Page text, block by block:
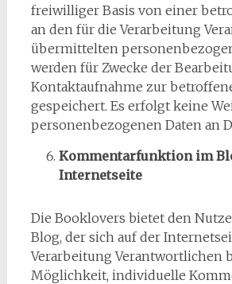
freiwilliger Basis von einer
an den für die Verarbeitung
übermittelten
werden für Zwecke der
Kontaktaufnahme zur
gespeichert. Es erfolgt keine
personenbezogenen Daten an
Kommentarfunktion im
Internetseite
Die Booklovers bietet den
Blog, der sich auf der
Verarbeitung Verantwortlichen
Möglichkeit, individuelle